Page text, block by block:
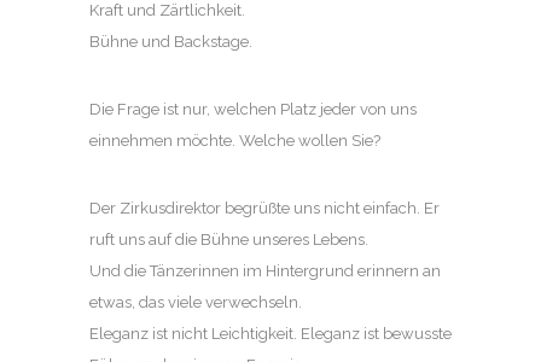
Kraft und Zärtlichkeit.
Bühne und Backstage.
Die Frage ist nur, welchen Platz jeder von uns
einnehmen möchte. Welche wollen Sie?
Der Zirkusdirektor begrüßte uns nicht einfach. Er
ruft uns auf die Bühne unseres Lebens.
Und die Tänzerinnen im Hintergrund erinnern an
etwas, das viele verwechseln.
Eleganz ist nicht Leichtigkeit. Eleganz ist bewusste